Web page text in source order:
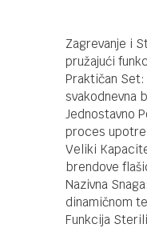
Zagrevanje i
pružajući
Praktičan
svakodnevna
Jednostavno
proces
Veliki
brendove
Nazivna
dinamičnom
Funkcija